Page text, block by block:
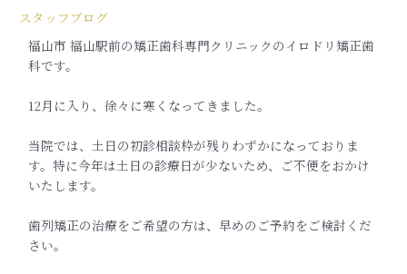
スタッフブログ
福山市 福山駅前の矯正歯科専門クリニックのイロドリ矯正歯
科です。
12月に入り、徐々に寒くなってきました。
当院では、土日の初診相談枠が残りわずかになっておりま
す。特に今年は土日の診療日が少ないため、ご不便をおかけ
いたします。
歯列矯正の治療をご希望の方は、早めのご予約をご検討くだ
さい。